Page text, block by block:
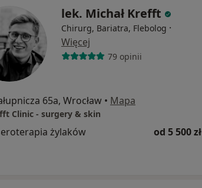
lek. Michał Krefft
Chirurg, Bariatra, Flebolog ·
Więcej
79 opinii
65a, Wrocław • Mapa
Clinic - surgery & skin
żylaków od 5 500 zł